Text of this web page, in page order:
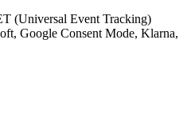
(Universal Event Tracking)
Google Consent Mode, Klarna,